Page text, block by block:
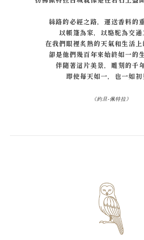
絲路的必經之路，運送香料的
以帳篷為家，以駱駝為交通
在我們眼裡炙熱的天氣和生活上
卻是他們幾百年來始終如一的
伴隨著這片美景，雕刻的千
即使每天如一，也一如初
《約旦-佩特拉》